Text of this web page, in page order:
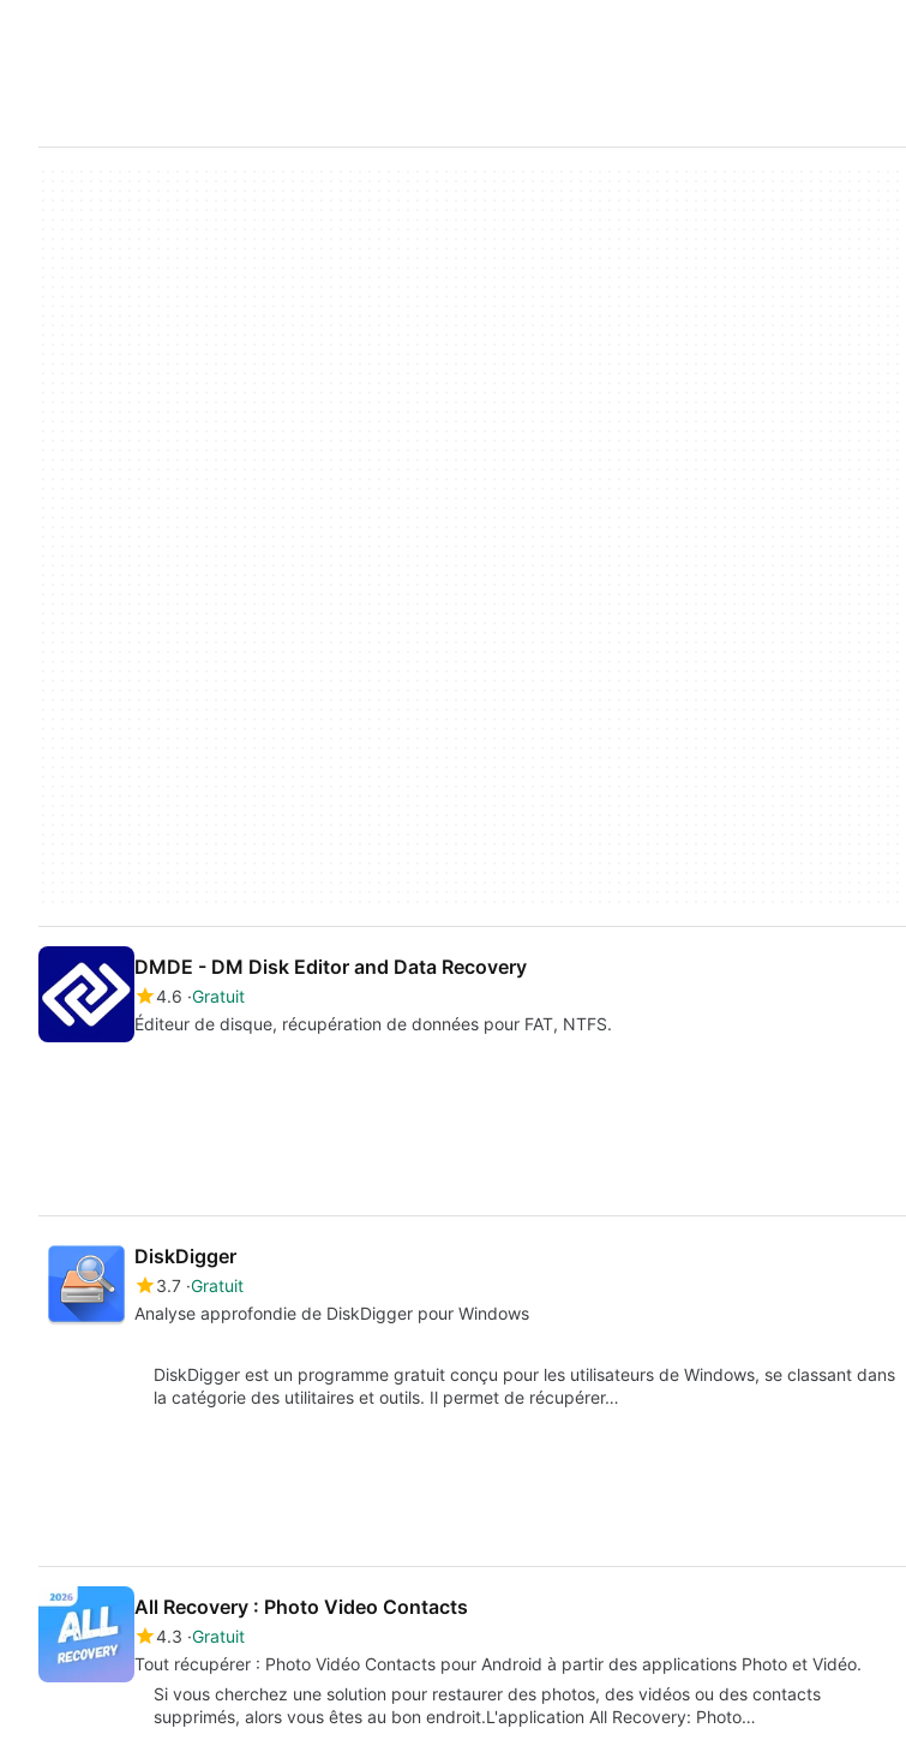
DMDE - DM Disk Editor and Data Recovery
4.6 Gratuit
Éditeur de disque, récupération de données pour FAT, NTFS.
DiskDigger
3.7 Gratuit
Analyse approfondie de DiskDigger pour Windows
DiskDigger est un programme gratuit conçu pour les utilisateurs de Windows, se classant dans
la catégorie des utilitaires et outils. Il permet de récupérer…
All Recovery : Photo Video Contacts
4.3 Gratuit
Tout récupérer : Photo Vidéo Contacts pour Android à partir des applications Photo et Vidéo.
Si vous cherchez une solution pour restaurer des photos, des vidéos ou des contacts
supprimés, alors vous êtes au bon endroit.L'application All Recovery: Photo…